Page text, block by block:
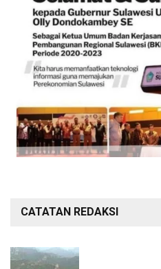
CATATAN REDAKSI